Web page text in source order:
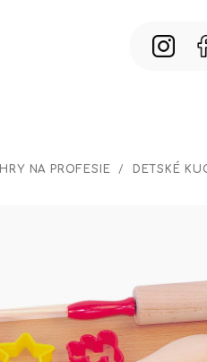
HRY NA PROFESIE / DETSKÉ